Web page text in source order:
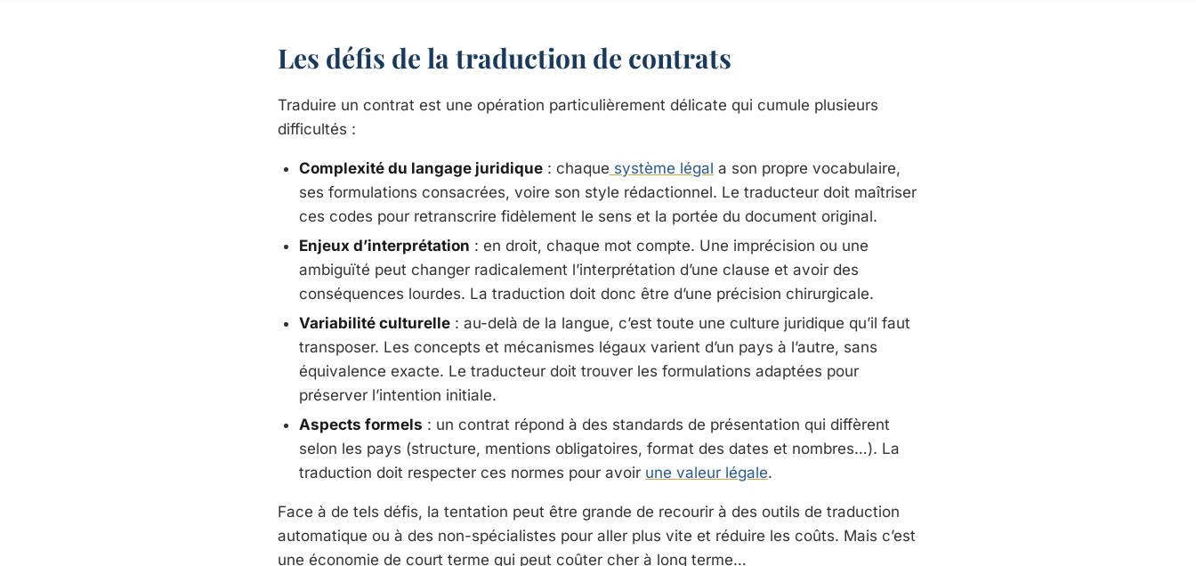
Les défis de la traduction de contrats
Traduire un contrat est une opération particulièrement délicate qui cumule plusieurs
difficultés :
Complexité du langage juridique : chaque système légal a son propre vocabulaire,
ses formulations consacrées, voire son style rédactionnel. Le traducteur doit maîtriser
ces codes pour retranscrire fidèlement le sens et la portée du document original.
Enjeux d’interprétation : en droit, chaque mot compte. Une imprécision ou une
ambiguïté peut changer radicalement l’interprétation d’une clause et avoir des
conséquences lourdes. La traduction doit donc être d’une précision chirurgicale.
Variabilité culturelle : au-delà de la langue, c’est toute une culture juridique qu’il faut
transposer. Les concepts et mécanismes légaux varient d’un pays à l’autre, sans
équivalence exacte. Le traducteur doit trouver les formulations adaptées pour
préserver l’intention initiale.
Aspects formels : un contrat répond à des standards de présentation qui diffèrent
selon les pays (structure, mentions obligatoires, format des dates et nombres…). La
traduction doit respecter ces normes pour avoir une valeur légale.
Face à de tels défis, la tentation peut être grande de recourir à des outils de traduction
automatique ou à des non-spécialistes pour aller plus vite et réduire les coûts. Mais c’est
une économie de court terme qui peut coûter cher à long terme…